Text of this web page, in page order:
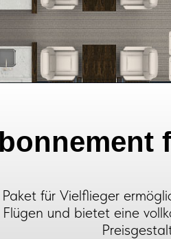
für Vielflieger
Flügen und bietet eine